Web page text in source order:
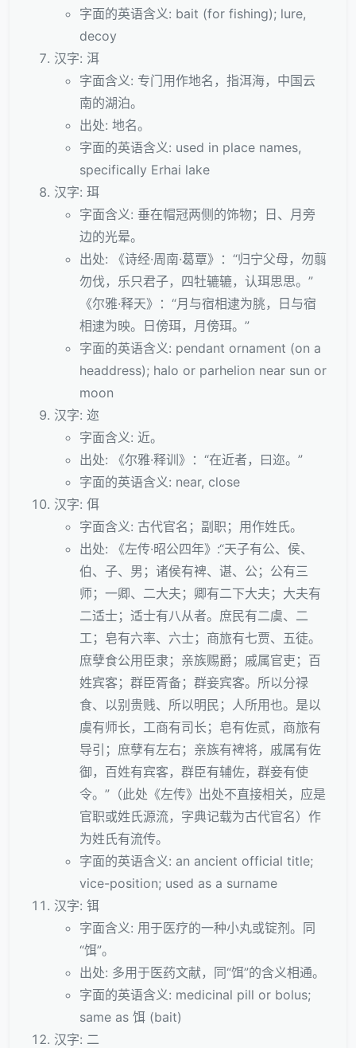
字面的英语含义: bait (for fishing); lure,
decoy
汉字: 洱
字面含义: 专门用作地名，指洱海，中国云
南的湖泊。
出处: 地名。
字面的英语含义: used in place names,
specifically Erhai lake
汉字: 珥
字面含义: 垂在帽冠两侧的饰物；日、月旁
边的光晕。
出处: 《诗经·周南·葛覃》：“归宁父母，勿翦
勿伐，乐只君子，四牡辘辘，认珥思思。”
《尔雅·释天》：“月与宿相逮为朓，日与宿
相逮为映。日傍珥，月傍珥。”
字面的英语含义: pendant ornament (on a
headdress); halo or parhelion near sun or
moon
汉字: 迩
字面含义: 近。
出处: 《尔雅·释训》：“在近者，曰迩。”
字面的英语含义: near, close
汉字: 佴
字面含义: 古代官名；副职；用作姓氏。
出处: 《左传·昭公四年》:“天子有公、侯、
伯、子、男；诸侯有裨、谌、公；公有三
师；一卿、二大夫；卿有二下大夫；大夫有
二适士；适士有八从者。庶民有二虞、二
工；皂有六率、六士；商旅有七贾、五徒。
庶孽食公用臣隶；亲族赐爵；戚属官吏；百
姓宾客；群臣胥备；群妾宾客。所以分禄
食、以别贵贱、所以明民；人所用也。是以
虞有师长，工商有司长；皂有佐贰，商旅有
导引；庶孽有左右；亲族有裨将，戚属有佐
御，百姓有宾客，群臣有辅佐，群妾有使
令。”（此处《左传》出处不直接相关，应是
官职或姓氏源流，字典记载为古代官名）作
为姓氏有流传。
字面的英语含义: an ancient official title;
vice-position; used as a surname
汉字: 铒
字面含义: 用于医疗的一种小丸或锭剂。同
“饵”。
出处: 多用于医药文献，同“饵”的含义相通。
字面的英语含义: medicinal pill or bolus;
same as 饵 (bait)
汉字: 二